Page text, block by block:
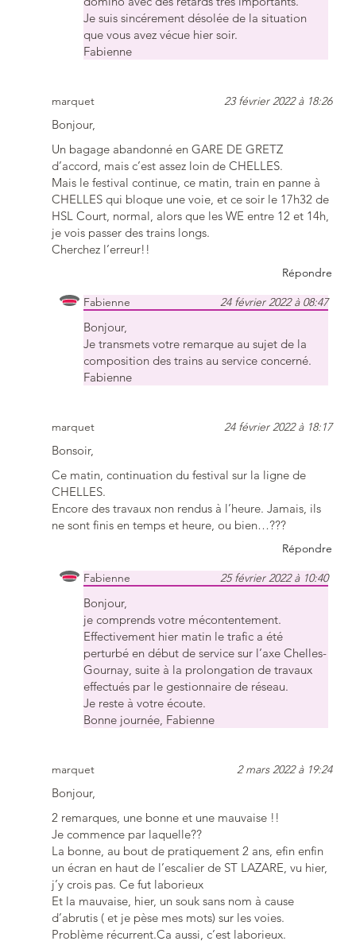
Je suis sincérement désolée de la situation
que vous avez vécue hier soir.
Fabienne
marquet 23 février 2022 à 18:26
Bonjour,
Un bagage abandonné en GARE DE GRETZ
d’accord, mais c’est assez loin de CHELLES.
Mais le festival continue, ce matin, train en panne à
CHELLES qui bloque une voie, et ce soir le 17h32 de
HSL Court, normal, alors que les WE entre 12 et 14h,
je vois passer des trains longs.
Cherchez l’erreur!!
Répondre
Fabienne 24 février 2022 à 08:47
Bonjour,
Je transmets votre remarque au sujet de la
composition des trains au service concerné.
Fabienne
marquet 24 février 2022 à 18:17
Bonsoir,
Ce matin, continuation du festival sur la ligne de
CHELLES.
Encore des travaux non rendus à l’heure. Jamais, ils
ne sont finis en temps et heure, ou bien…???
Répondre
Fabienne 25 février 2022 à 10:40
Bonjour,
je comprends votre mécontentement.
Effectivement hier matin le trafic a été
perturbé en début de service sur l’axe Chelles-
Gournay, suite à la prolongation de travaux
effectués par le gestionnaire de réseau.
Je reste à votre écoute.
Bonne journée, Fabienne
marquet 2 mars 2022 à 19:24
Bonjour,
2 remarques, une bonne et une mauvaise !!
Je commence par laquelle??
La bonne, au bout de pratiquement 2 ans, efin enfin
un écran en haut de l’escalier de ST LAZARE, vu hier,
j’y crois pas. Ce fut laborieux
Et la mauvaise, hier, un souk sans nom à cause
d’abrutis ( et je pèse mes mots) sur les voies.
Problème récurrent.Ca aussi, c’est laborieux.